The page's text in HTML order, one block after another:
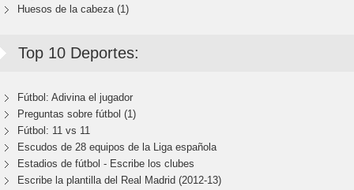
Huesos de la cabeza (1)
Top 10 Deportes:
Fútbol: Adivina el jugador
Preguntas sobre fútbol (1)
Fútbol: 11 vs 11
Escudos de 28 equipos de la Liga española
Estadios de fútbol - Escribe los clubes
Escribe la plantilla del Real Madrid (2012-13)